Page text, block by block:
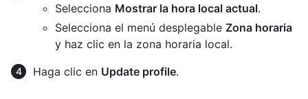
Selecciona Mostrar la hora local actual.
Selecciona el menú desplegable Zona horaria
y haz clic en la zona horaria local.
Haga clic en Update profile.